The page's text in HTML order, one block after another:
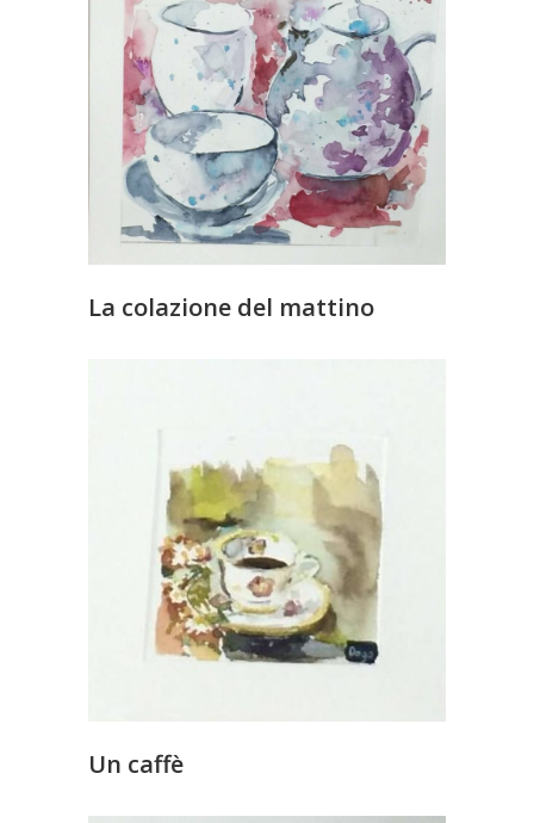
La colazione del mattino
Un caffè